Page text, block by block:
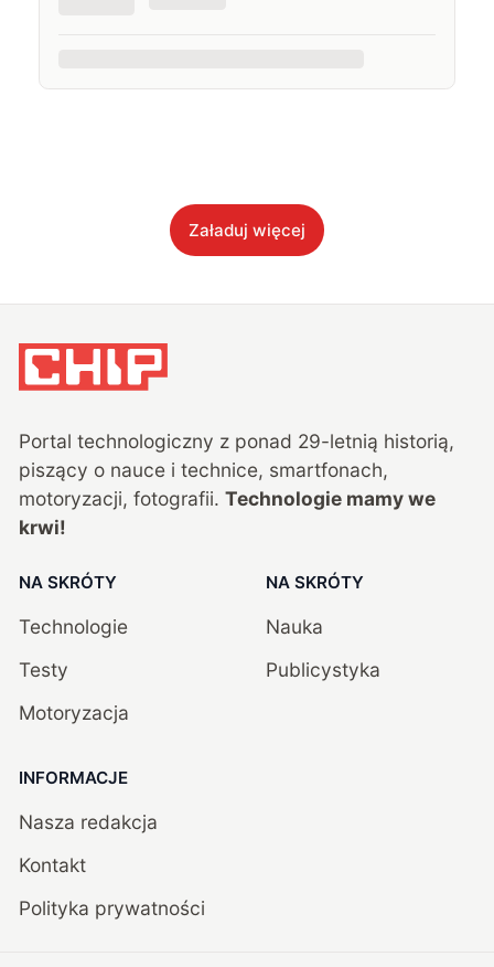
Załaduj więcej
Portal technologiczny z ponad 29-letnią historią,
piszący o nauce i technice, smartfonach,
motoryzacji, fotografii. Technologie mamy we
krwi!
NA SKRÓTY
Technologie
Testy
Motoryzacja
NA SKRÓTY
Nauka
Publicystyka
INFORMACJE
Nasza redakcja
Kontakt
Polityka prywatności